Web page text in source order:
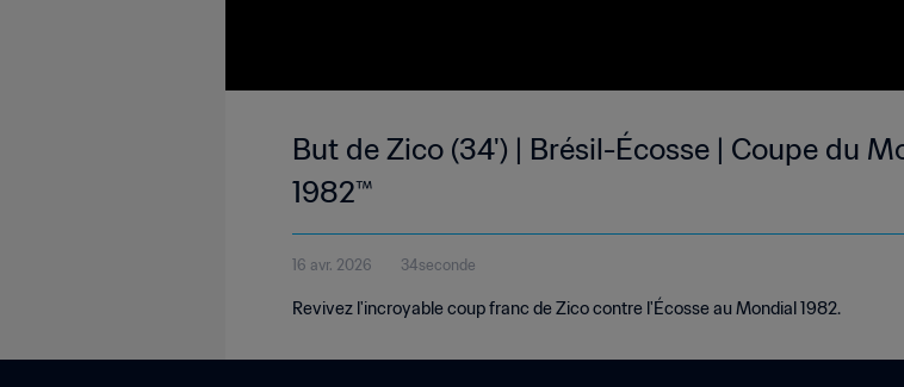
But de Zico (34') | Brésil-Écosse | Coupe du
1982™
16 avr. 2026 34seconde
Revivez l'incroyable coup franc de Zico contre l'Écosse au Mondial 1982.